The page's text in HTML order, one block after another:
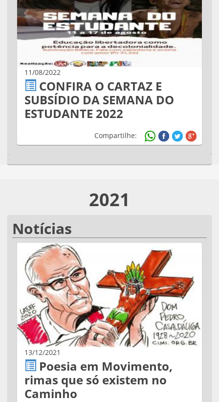
11/08/2022
CONFIRA O CARTAZ E
SUBSÍDIO DA SEMANA DO
ESTUDANTE 2022
Compartilhe:
2021
Notícias
13/12/2021
Poesia em Movimento,
rimas que só existem no
Caminho